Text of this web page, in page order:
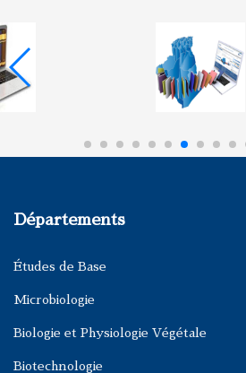
Départements
Études de Base
Microbiologie
Biologie et Physiologie Végétale
Biotechnologie